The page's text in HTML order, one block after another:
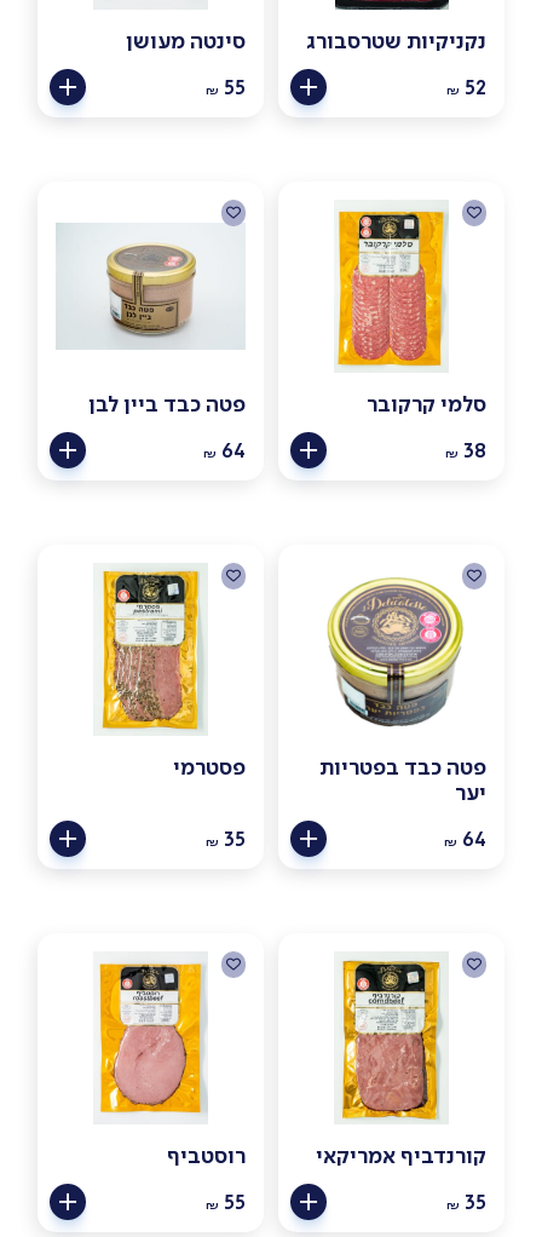
נקניקיות שטרסבורג
₪ 52
סינטה מעושן
₪ 55
סלמי קרקובר
₪ 38
פטה כבד ביין לבן
₪ 64
פטה כבד בפטריות
יער
₪ 64
פסטרמי
₪ 35
קורנדביף אמריקאי
₪ 35
רוסטביף
₪ 55